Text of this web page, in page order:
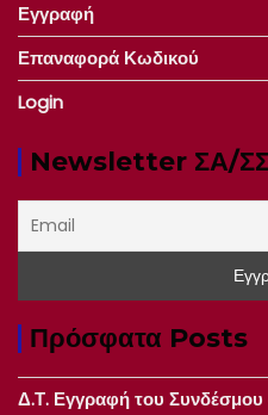
Εγγραφή
Επαναφορά Κωδικού
Login
Newsletter ΣΑ/
Πρόσφατα Posts
Δ.Τ. Εγγραφή του Συνδέσμου